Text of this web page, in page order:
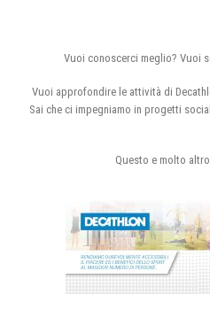
Vuoi conoscerci meglio? Vuoi
Vuoi approfondire le attività di
Sai che ci impegniamo in progetti
Questo e molto